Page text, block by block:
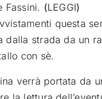
Fassini. (LEGGI)
questa
dalla strada da un
con sè.
verrà portata da